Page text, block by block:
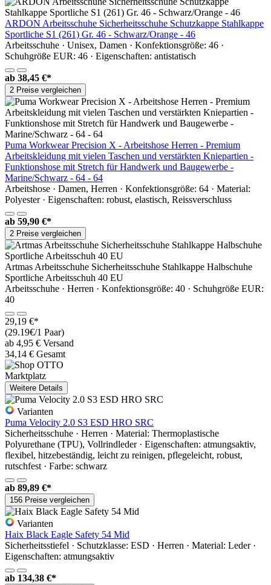
ARDON Arbeitsschuhe Sicherheitsschuhe Schutzkappe Stahlkappe
Sportliche S1 (261) Gr. 46 - Schwarz/Orange - 46
Arbeitsschuhe · Unisex, Damen · Konfektionsgröße: 46 ·
Schuhgröße EUR: 46 · Eigenschaften: antistatisch
ab 38,45 €*
2 Preise vergleichen
Puma Workwear Precision X - Arbeitshose Herren - Premium
Arbeitskleidung mit vielen Taschen und verstärkten Kniepartien -
Funktionshose mit Stretch für Handwerk und Baugewerbe -
Marine/Schwarz - 64 - 64
Arbeitshose · Damen, Herren · Konfektionsgröße: 64 · Material:
Polyester · Eigenschaften: robust, elastisch, Reissverschluss
ab 59,90 €*
2 Preise vergleichen
Artmas Arbeitsschuhe Sicherheitsschuhe Stahlkappe Halbschuhe
Sportliche Arbeitsschuh 40 EU
Arbeitsschuhe · Herren · Konfektionsgröße: 40 · Schuhgröße EUR:
40
29,19 €*
(29.19€/1 Paar)
ab 4,95 € Versand
34,14 € Gesamt
Marktplatz
Weitere Details
Varianten
Puma Velocity 2.0 S3 ESD HRO SRC
Sicherheitsschuhe · Herren · Material: Thermoplastische
Polyurethane (TPU), Vollrindleder · Eigenschaften: atmungsaktiv,
flexibel, hitzebeständig, leicht zu reinigen, pflegeleicht, robust,
rutschfest · Farbe: schwarz
ab 89,89 €*
156 Preise vergleichen
Varianten
Haix Black Eagle Safety 54 Mid
Sicherheitsstiefel · Schutzklasse: ESD · Herren · Material: Leder ·
Eigenschaften: atmungsaktiv
ab 134,38 €*